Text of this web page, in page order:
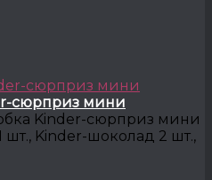
сюрприз мини
Kinder-сюрприз мини
Kinder-шоколад 2 шт.,